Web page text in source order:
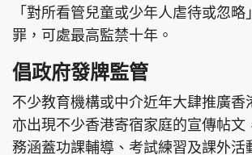
「對所看管兒童或少年人虐待或忽
罪，可處最高監禁十年。
倡政府發牌監管
不少教育機構或中介近年大肆推廣香
亦出現不少香港寄宿家庭的宣傳帖文
務涵蓋功課輔導、考試練習及課外活